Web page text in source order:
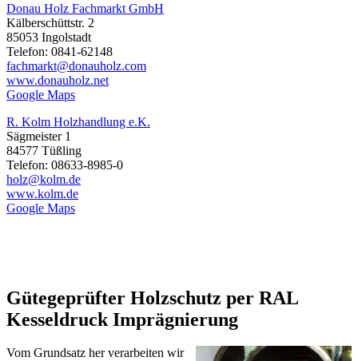
Donau Holz Fachmarkt GmbH
Kälberschüttstr. 2
85053 Ingolstadt
Telefon: 0841-62148
fachmarkt@donauholz.com
www.donauholz.net
Google Maps
R. Kolm Holzhandlung e.K.
Sägmeister 1
84577 Tüßling
Telefon: 08633-8985-0
holz@kolm.de
www.kolm.de
Google Maps
Gütegeprüfter Holzschutz per RAL
Kesseldruck Imprägnierung
Vom Grundsatz her verarbeiten wir